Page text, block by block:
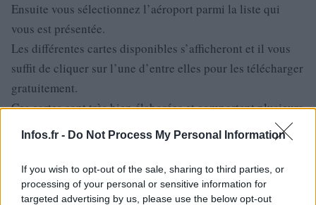
Infos.fr - Do Not Process My Personal Information
If you wish to opt-out of the sale, sharing to third parties, or
processing of your personal or sensitive information for
targeted advertising by us, please use the below opt-out
Ensuite vous sélectionnez l’aéroport parmi la liste qui
vous est présentée.
Les différentes cartes disponibles s’afficheront et il vous
suffit de cliquer sur l’une d’entre elles pour les télécharger
gratuitement.
Ces cartes sont très bien élaborées et comportent plusieurs
informations utiles comme les consignes de sécurité à
Vous verrez aussi sur ces cartes les repères essentiels pour
les procédures conventionnelles et les mouvements à la